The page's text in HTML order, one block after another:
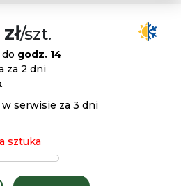
/szt.
godz. 14
za 2 dni
w serwisie za 3 dni
sztuka